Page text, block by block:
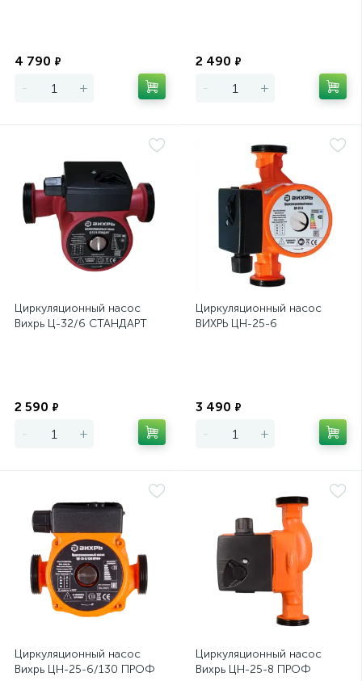
4 790 ₽
- +
2 490 ₽
- +
Циркуляционный насос
Вихрь Ц-32/6 СТАНДАРТ
2 590 ₽
- +
Циркуляционный насос
ВИХРЬ ЦН-25-6
3 490 ₽
- +
Циркуляционный насос
Вихрь ЦН-25-6/130 ПРОФ
Циркуляционный насос
Вихрь ЦН-25-8 ПРОФ